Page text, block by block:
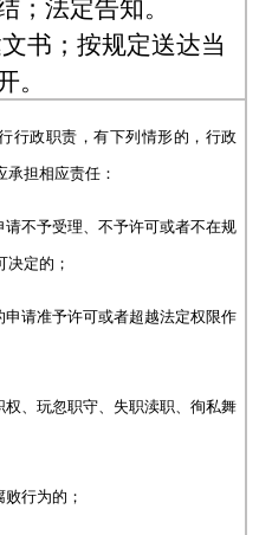
书；按规定送达当
行政职责，有下列情形的，行政
担相应责任：
不予受理、不予许可或者不在规
定的；
请准予许可或者超越法定权限作
、玩忽职守、失职渎职、徇私舞
行为的；